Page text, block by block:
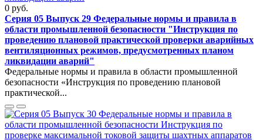
0 руб.
Серия 05 Выпуск 29 Федеральные нормы и правила в
области промышленной безопасности "Инструкция по
проведению плановой практической проверки аварийных
вентиляционных режимов, предусмотренных планом
ликвидации аварий"
Федеральные нормы и правила в области промышленной
безопасности «Инструкция по проведению плановой
практической...